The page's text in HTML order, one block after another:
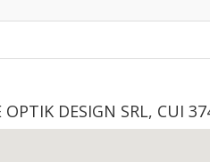
DESIGN SRL, CUI